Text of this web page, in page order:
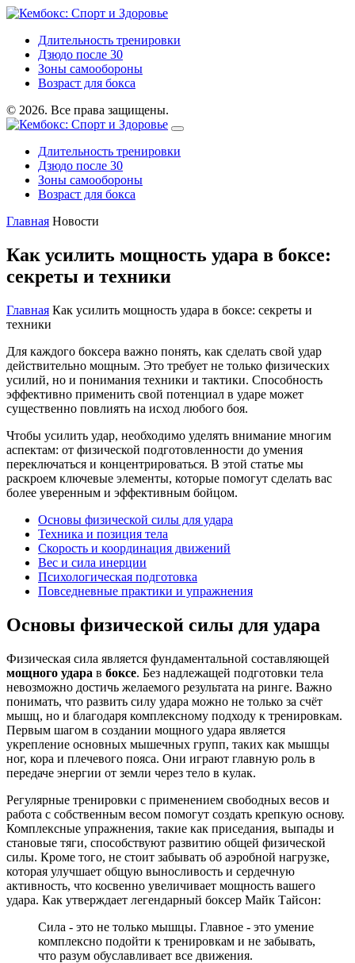
Длительность тренировки
Дзюдо после 30
Зоны самообороны
Возраст для бокса
© 2026. Все права защищены.
Длительность тренировки
Дзюдо после 30
Зоны самообороны
Возраст для бокса
Главная Новости
Как усилить мощность удара в боксе:
секреты и техники
Главная Как усилить мощность удара в боксе: секреты и
техники
Для каждого боксера важно понять, как сделать свой удар
действительно мощным. Это требует не только физических
усилий, но и понимания техники и тактики. Способность
эффективно применить свой потенциал в ударе может
существенно повлиять на исход любого боя.
Чтобы усилить удар, необходимо уделять внимание многим
аспектам: от физической подготовленности до умения
переключаться и концентрироваться. В этой статье мы
раскроем ключевые элементы, которые помогут сделать вас
более уверенным и эффективным бойцом.
Основы физической силы для удара
Техника и позиция тела
Скорость и координация движений
Вес и сила инерции
Психологическая подготовка
Повседневные практики и упражнения
Основы физической силы для удара
Физическая сила является фундаментальной составляющей
мощного удара в боксе. Без надлежащей подготовки тела
невозможно достичь желаемого результата на ринге. Важно
понимать, что развить силу удара можно не только за счёт
мышц, но и благодаря комплексному подходу к тренировкам.
Первым шагом в создании мощного удара является
укрепление основных мышечных групп, таких как мышцы
ног, кора и плечевого пояса. Они играют главную роль в
передаче энергии от земли через тело в кулак.
Регулярные тренировки с применением свободных весов и
работа с собственным весом помогут создать крепкую основу.
Комплексные упражнения, такие как приседания, выпады и
становые тяги, способствуют развитию общей физической
силы. Кроме того, не стоит забывать об аэробной нагрузке,
которая улучшает общую выносливость и сердечную
активность, что косвенно увеличивает мощность вашего
удара. Как утверждает легендарный боксер Майк Тайсон:
Сила - это не только мышцы. Главное - это умение
комплексно подойти к тренировкам и не забывать,
что разум обуславливает все движения.